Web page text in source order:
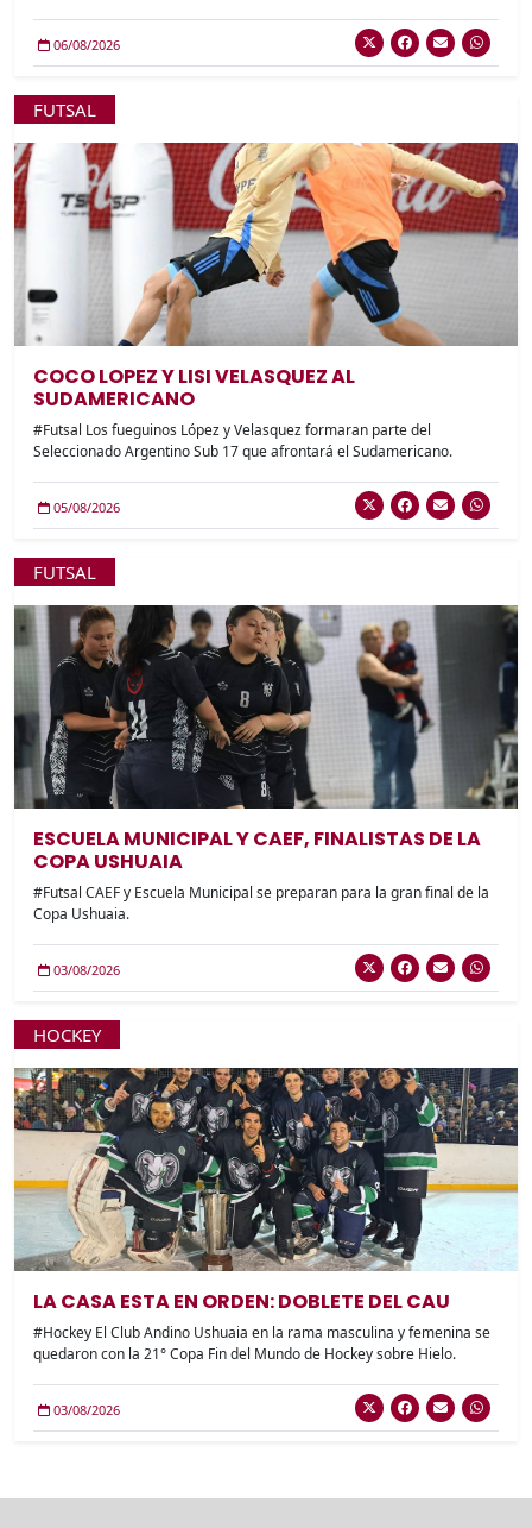
06/08/2026
FUTSAL
COCO LOPEZ Y LISI VELASQUEZ AL
SUDAMERICANO
#Futsal Los fueguinos López y Velasquez formaran parte del
Seleccionado Argentino Sub 17 que afrontará el Sudamericano.
05/08/2026
FUTSAL
ESCUELA MUNICIPAL Y CAEF, FINALISTAS DE LA
COPA USHUAIA
#Futsal CAEF y Escuela Municipal se preparan para la gran final de la
Copa Ushuaia.
03/08/2026
HOCKEY
LA CASA ESTA EN ORDEN: DOBLETE DEL CAU
#Hockey El Club Andino Ushuaia en la rama masculina y femenina se
quedaron con la 21° Copa Fin del Mundo de Hockey sobre Hielo.
03/08/2026